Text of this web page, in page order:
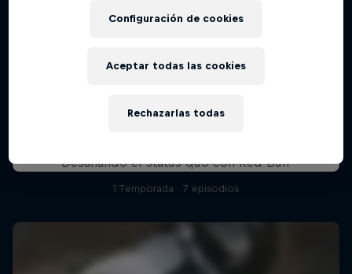
Desafiando el status quo con Red Bull
1 Temporada · 7 episodios
Configuración de cookies
Rechazarlas todas
Aceptar todas las cookies